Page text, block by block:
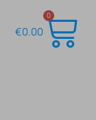
€0.00
0